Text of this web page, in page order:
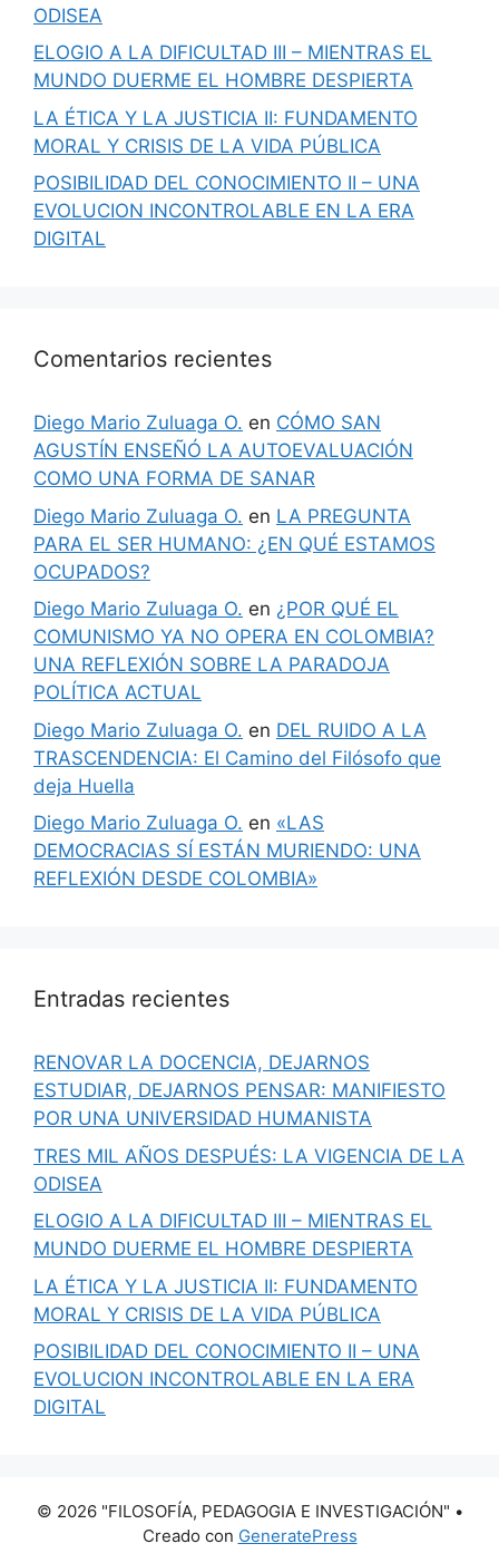
ODISEA
ELOGIO A LA DIFICULTAD III – MIENTRAS EL
MUNDO DUERME EL HOMBRE DESPIERTA
LA ÉTICA Y LA JUSTICIA II: FUNDAMENTO
MORAL Y CRISIS DE LA VIDA PÚBLICA
POSIBILIDAD DEL CONOCIMIENTO II – UNA
EVOLUCION INCONTROLABLE EN LA ERA
DIGITAL
Comentarios recientes
Diego Mario Zuluaga O. en CÓMO SAN
AGUSTÍN ENSEÑÓ LA AUTOEVALUACIÓN
COMO UNA FORMA DE SANAR
Diego Mario Zuluaga O. en LA PREGUNTA
PARA EL SER HUMANO: ¿EN QUÉ ESTAMOS
OCUPADOS?
Diego Mario Zuluaga O. en ¿POR QUÉ EL
COMUNISMO YA NO OPERA EN COLOMBIA?
UNA REFLEXIÓN SOBRE LA PARADOJA
POLÍTICA ACTUAL
Diego Mario Zuluaga O. en DEL RUIDO A LA
TRASCENDENCIA: El Camino del Filósofo que
deja Huella
Diego Mario Zuluaga O. en «LAS
DEMOCRACIAS SÍ ESTÁN MURIENDO: UNA
REFLEXIÓN DESDE COLOMBIA»
Entradas recientes
RENOVAR LA DOCENCIA, DEJARNOS
ESTUDIAR, DEJARNOS PENSAR: MANIFIESTO
POR UNA UNIVERSIDAD HUMANISTA
TRES MIL AÑOS DESPUÉS: LA VIGENCIA DE LA
ODISEA
ELOGIO A LA DIFICULTAD III – MIENTRAS EL
MUNDO DUERME EL HOMBRE DESPIERTA
LA ÉTICA Y LA JUSTICIA II: FUNDAMENTO
MORAL Y CRISIS DE LA VIDA PÚBLICA
POSIBILIDAD DEL CONOCIMIENTO II – UNA
EVOLUCION INCONTROLABLE EN LA ERA
DIGITAL
© 2026 "FILOSOFÍA, PEDAGOGIA E INVESTIGACIÓN" •
Creado con GeneratePress